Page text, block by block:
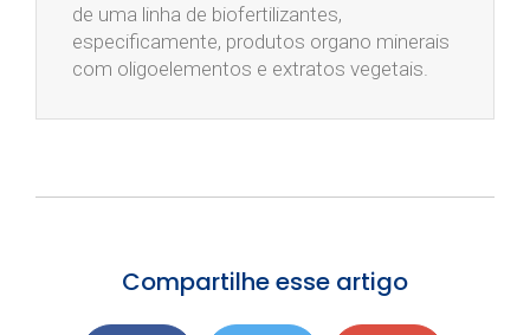
de uma linha de biofertilizantes,
especificamente, produtos organo minerais
com oligoelementos e extratos vegetais.
Compartilhe esse artigo